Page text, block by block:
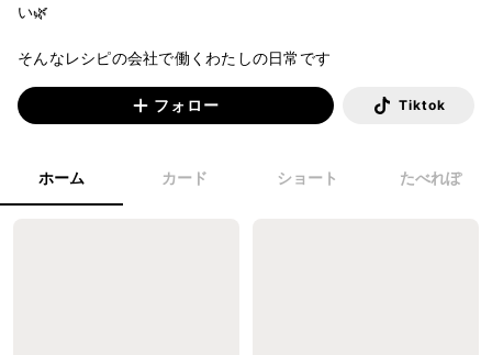
い🌿
そんなレシピの会社で働くわたしの日常です
フォロー Tiktok
ホーム カード ショート たべれぽ